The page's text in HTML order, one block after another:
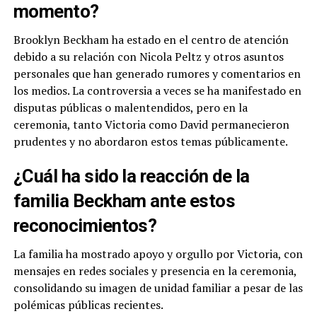
momento?
Brooklyn Beckham ha estado en el centro de atención
debido a su relación con Nicola Peltz y otros asuntos
personales que han generado rumores y comentarios en
los medios. La controversia a veces se ha manifestado en
disputas públicas o malentendidos, pero en la
ceremonia, tanto Victoria como David permanecieron
prudentes y no abordaron estos temas públicamente.
¿Cuál ha sido la reacción de la
familia Beckham ante estos
reconocimientos?
La familia ha mostrado apoyo y orgullo por Victoria, con
mensajes en redes sociales y presencia en la ceremonia,
consolidando su imagen de unidad familiar a pesar de las
polémicas públicas recientes.